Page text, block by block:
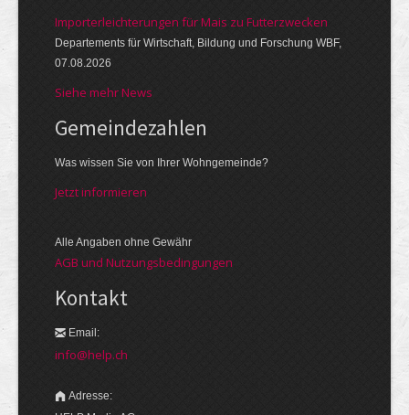
Importerleichterungen für Mais zu Futterzwecken
Departements für Wirtschaft, Bildung und Forschung WBF,
07.08.2026
Siehe mehr News
Gemeinde­zahlen
Was wissen Sie von Ihrer Wohngemeinde?
Jetzt informieren
Alle Angaben ohne Gewähr
AGB und Nutzungsbedingungen
Kontakt
Email:
info@help.ch
Adresse: